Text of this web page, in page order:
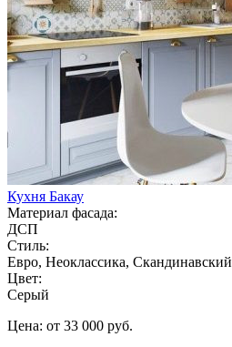
Кухня Бакау
Материал фасада:
ДСП
Стиль:
Евро, Неоклассика, Скандинавский
Цвет:
Серый
Цена: от 33 000 руб.